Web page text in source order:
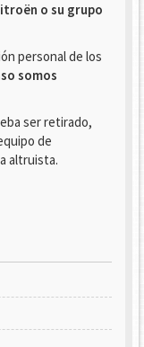
o su grupo
personal de los
somos
ser retirado,
de
altruista.